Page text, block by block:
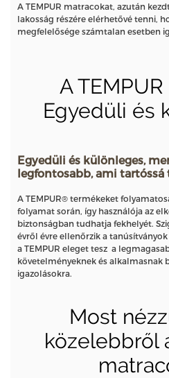
A TEMPUR matracokat, azután
lakosság részére elérhetővé tenni,
megfelelősége számtalan esetben
A
Egyedüli és
Egyedüli és különleges,
legfontosabb, ami tartóssá
A TEMPUR® termékeket
folyamat során, így használója az
biztonságban tudhatja fekhelyét.
évről évre ellenőrzik a
a TEMPUR eleget tesz a
követelményeknek és alkalmasnak
igazolásokra.
Most
közelebbről